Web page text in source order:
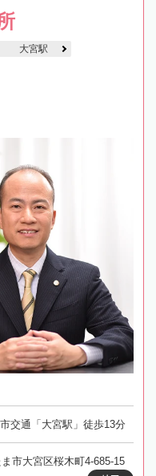
大宮駅
交通「大宮駅」徒歩13分
市大宮区桜木町4-685-15